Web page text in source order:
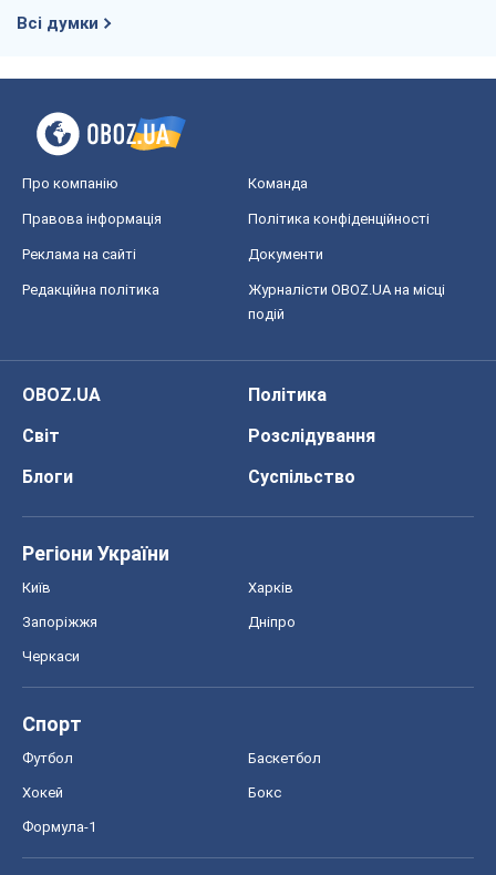
Всі думки
Про компанію Команда
Правова інформація Політика конфіденційності
Реклама на сайті Документи
Редакційна політика
Журналісти OBOZ.UA на місці
подій
OBOZ.UA
Політика
Світ
Розслідування
Блоги
Суспільство
Регіони України
Київ Харків
Запоріжжя Дніпро
Черкаси
Спорт
Футбол Баскетбол
Хокей Бокс
Формула-1